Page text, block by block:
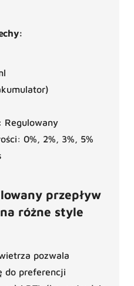
Regulowany
0%, 2%, 3%, 5%
przepływ
różne style
pozwala
do preferencji